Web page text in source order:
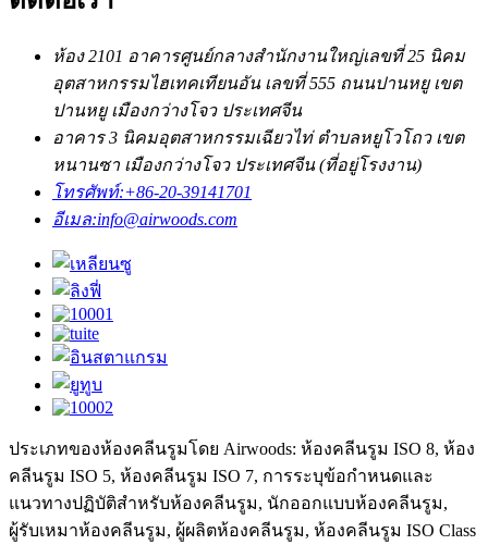
ห้อง 2101 อาคารศูนย์กลางสำนักงานใหญ่เลขที่ 25 นิคม
อุตสาหกรรมไฮเทคเทียนอัน เลขที่ 555 ถนนปานหยู เขต
ปานหยู เมืองกว่างโจว ประเทศจีน
อาคาร 3 นิคมอุตสาหกรรมเฉียวไท่ ตำบลหยูโวโถว เขต
หนานซา เมืองกว่างโจว ประเทศจีน (ที่อยู่โรงงาน)
โทรศัพท์:+86-20-39141701
อีเมล:info@airwoods.com
ประเภทของห้องคลีนรูมโดย Airwoods: ห้องคลีนรูม ISO 8, ห้อง
คลีนรูม ISO 5, ห้องคลีนรูม ISO 7, การระบุข้อกำหนดและ
แนวทางปฏิบัติสำหรับห้องคลีนรูม, นักออกแบบห้องคลีนรูม,
ผู้รับเหมาห้องคลีนรูม, ผู้ผลิตห้องคลีนรูม, ห้องคลีนรูม ISO Class